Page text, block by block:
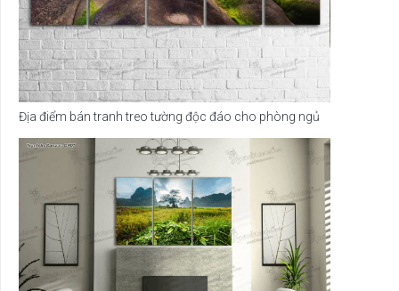
Địa điểm bán tranh treo tường độc đáo cho phòng ngủ